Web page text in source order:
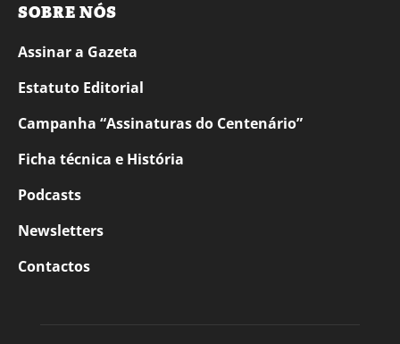
SOBRE NÓS
Assinar a Gazeta
Estatuto Editorial
Campanha “Assinaturas do Centenário”
Ficha técnica e História
Podcasts
Newsletters
Contactos